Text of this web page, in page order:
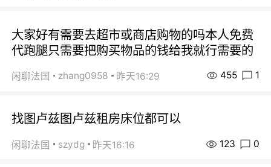
大家好有需要去超市或商店购物的吗本人免费
代跑腿只需要把购买物品的钱给我就行需要的
闲聊法国 zhang0958 昨天16:29 455 1
找图卢兹图卢兹租房床位都可以
闲聊法国 szydg 昨天16:16 123 0